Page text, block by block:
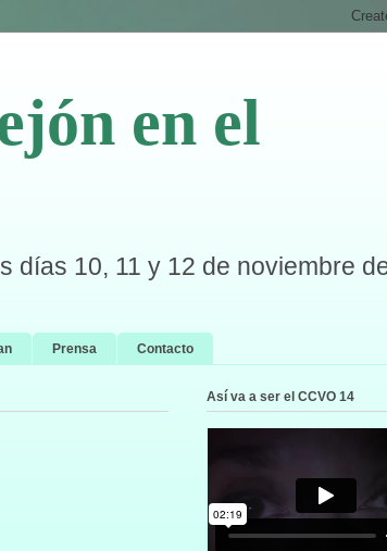
en el
días 10, 11 y 12 de noviembre
Prensa Contacto
Así va a ser el CCVO 14